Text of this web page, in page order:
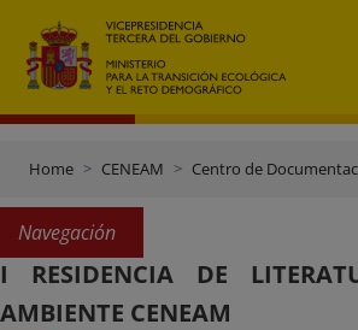
Home CENEAM Centro de
Navegación
I RESIDENCIA DE
AMBIENTE CENEAM